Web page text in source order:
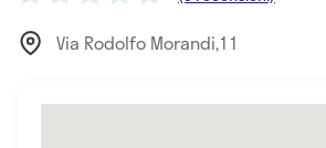
Via Rodolfo Morandi,11